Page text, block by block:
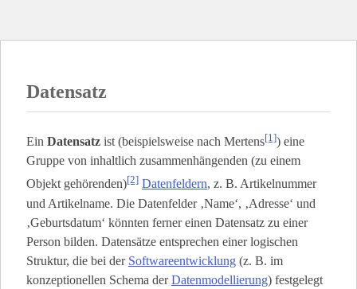
Datensatz
Ein Datensatz ist (beispielsweise nach Mertens[1]) eine
Gruppe von inhaltlich zusammenhängenden (zu einem
Objekt gehörenden)[2] Datenfeldern, z. B. Artikelnummer
und Artikelname. Die Datenfelder ‚Name‘, ‚Adresse‘ und
‚Geburtsdatum‘ könnten ferner einen Datensatz zu einer
Person bilden. Datensätze entsprechen einer logischen
Struktur, die bei der Softwareentwicklung (z. B. im
konzeptionellen Schema derDatenmodellierung) festgelegt